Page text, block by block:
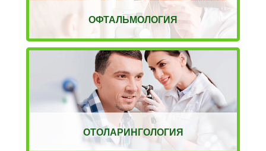
ОФТАЛЬМОЛОГИЯ
ОТОЛАРИНГОЛОГИЯ